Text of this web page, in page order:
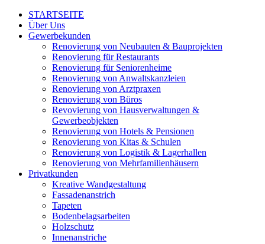
STARTSEITE
Über Uns
Gewerbekunden
Renovierung von Neubauten & Bauprojekten
Renovierung für Restaurants
Renovierung für Seniorenheime
Renovierung von Anwaltskanzleien
Renovierung von Arztpraxen
Renovierung von Büros
Revovierung von Hausverwaltungen &
Gewerbeobjekten
Renovierung von Hotels & Pensionen
Renovierung von Kitas & Schulen
Renovierung von Logistik & Lagerhallen
Renovierung von Mehrfamilienhäusern
Privatkunden
Kreative Wandgestaltung
Fassadenanstrich
Tapeten
Bodenbelagsarbeiten
Holzschutz
Innenanstriche